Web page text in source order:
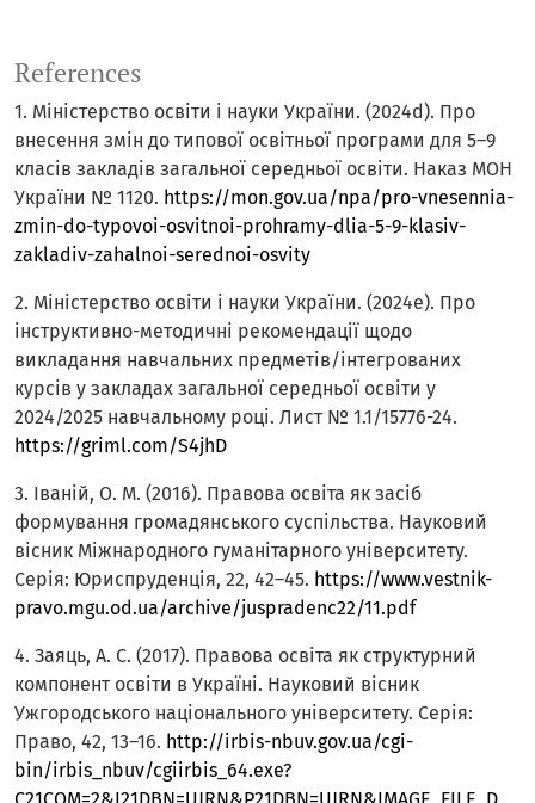
References
1. Міністерство освіти і науки України. (2024d). Про
внесення змін до типової освітньої програми для 5–9
класів закладів загальної середньої освіти. Наказ МОН
України № 1120. https://mon.gov.ua/npa/pro-vnesennia-
zmin-do-typovoi-osvitnoi-prohramy-dlia-5-9-klasiv-
zakladiv-zahalnoi-serednoi-osvity
2. Міністерство освіти і науки України. (2024e). Про
інструктивно-методичні рекомендації щодо
викладання навчальних предметів/інтегрованих
курсів у закладах загальної середньої освіти у
2024/2025 навчальному році. Лист № 1.1/15776-24.
https://griml.com/S4jhD
3. Іваній, О. М. (2016). Правова освіта як засіб
формування громадянського суспільства. Науковий
вісник Міжнародного гуманітарного університету.
Серія: Юриспруденція, 22, 42–45. https://www.vestnik-
pravo.mgu.od.ua/archive/juspradenc22/11.pdf
4. Заяць, А. С. (2017). Правова освіта як структурний
компонент освіти в Україні. Науковий вісник
Ужгородського національного університету. Серія:
Право, 42, 13–16. http://irbis-nbuv.gov.ua/cgi-
bin/irbis_nbuv/cgiirbis_64.exe?